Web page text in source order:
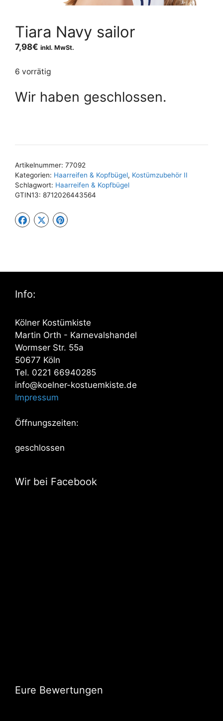
Tiara Navy sailor
7,98€ inkl. MwSt.
6 vorrätig
Wir haben geschlossen.
Artikelnummer: 77092
Kategorien: Haarreifen & Kopfbügel, Kostümzubehör II
Schlagwort: Haarreifen & Kopfbügel
GTIN13: 8712026443564
Info:
Kölner Kostümkiste
Martin Orth - Karnevalshandel
Wormser Str. 55a
50677 Köln
Tel. 0221 66940285
info@koelner-kostuemkiste.de
Impressum
Öffnungszeiten:
geschlossen
Wir bei Facebook
Eure Bewertungen